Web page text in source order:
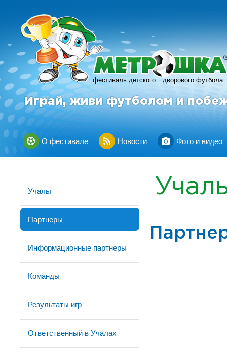
фестиваль детского дворового футбола
R
Играй, живи футболом и
О фестивале Новости Фото и видео
Учалы
Партнеры
Информационные партнеры
Команды
Результаты игр
Ответственный в Учалах